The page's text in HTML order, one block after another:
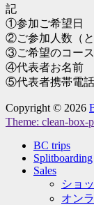
記
①参加ご希望日
②ご参加人数（と
③ご希望のコー
④代表者お名前
⑤代表者携帯電
Copyright © 2026
Theme: clean-box-
BC trips
Splitboarding
Sales
ショ
オン